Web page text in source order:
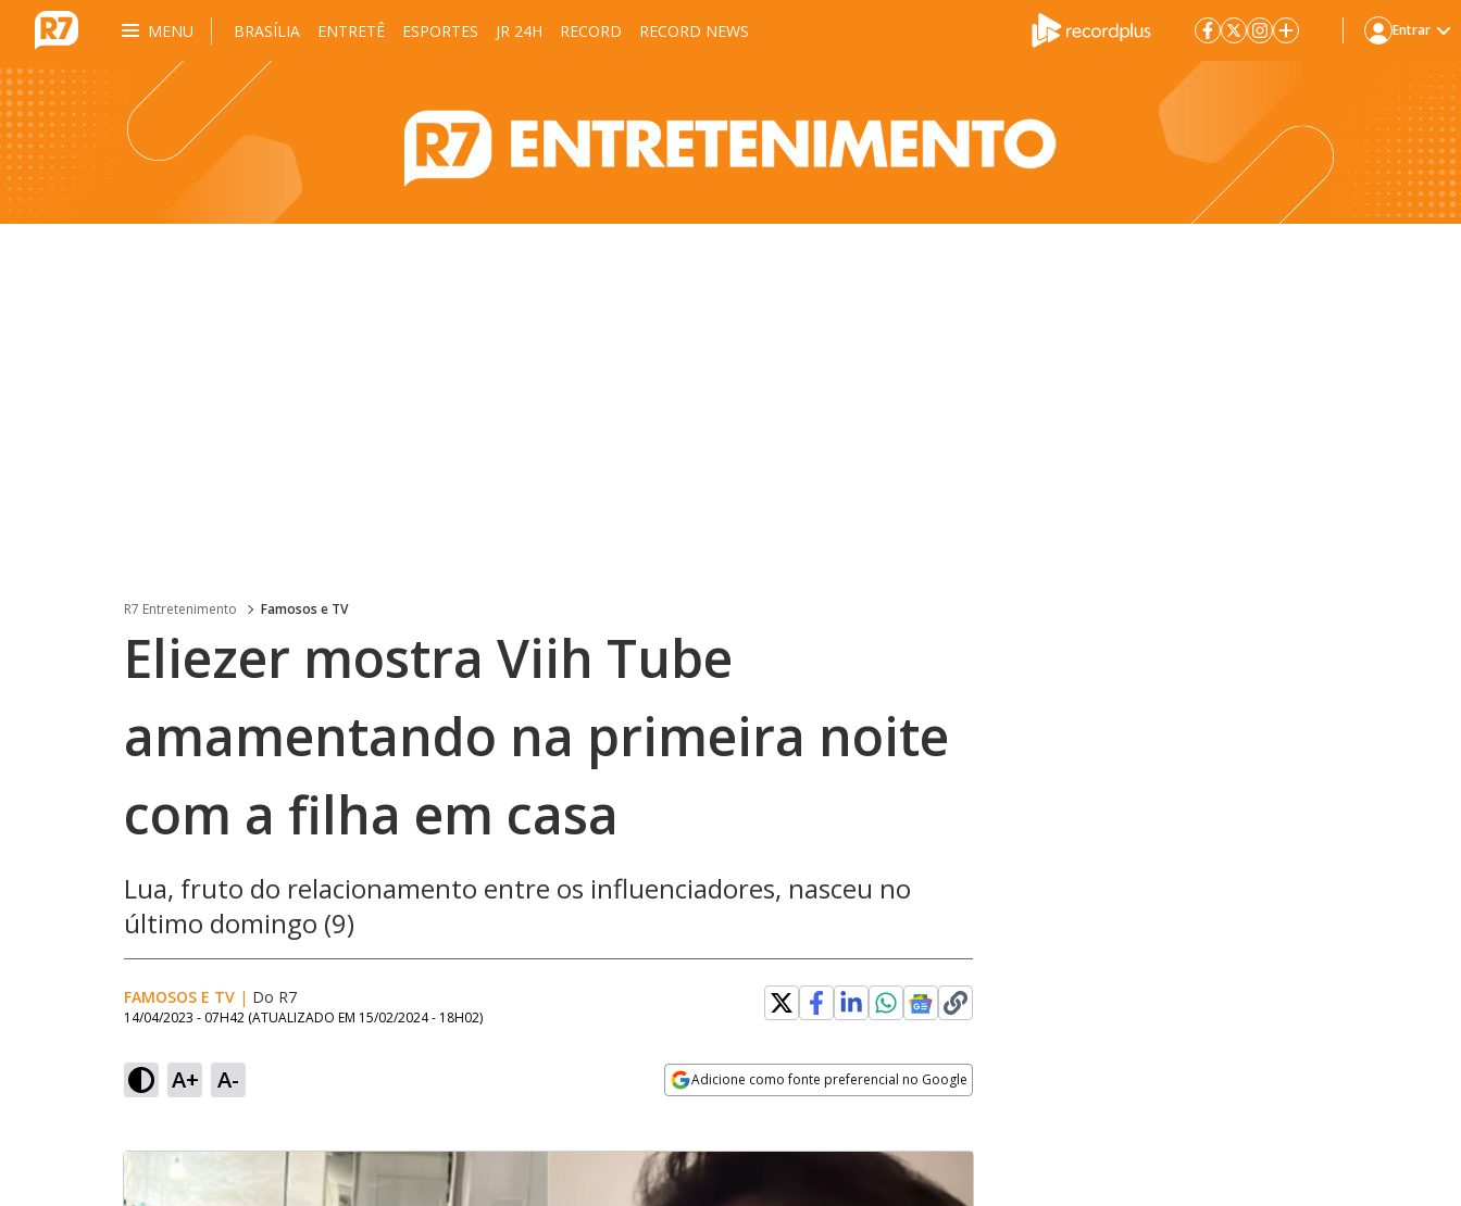
MENU BRASÍLIA ENTRETÊ ESPORTES JR 24H RECORD RECORD NEWS Entrar
R7 Entretenimento Famosos e TV
Eliezer mostra Viih Tube
amamentando na primeira noite
com a filha em casa
Lua, fruto do relacionamento entre os influenciadores, nasceu no
último domingo (9)
FAMOSOS E TV | Do R7
14/04/2023 - 07H42 (ATUALIZADO EM 15/02/2024 - 18H02)
A+ A- Adicione como fonte preferencial no Google